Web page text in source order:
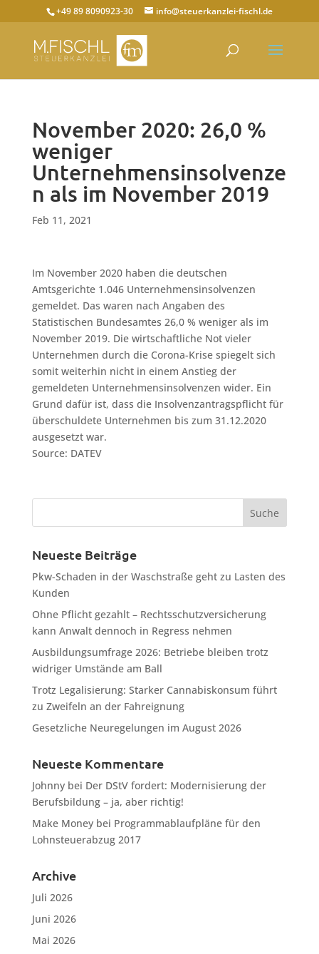
+49 89 8090923-30 info@steuerkanzlei-fischl.de
November 2020: 26,0 %
weniger
Unternehmensinsolvenze
n als im November 2019
Feb 11, 2021
Im November 2020 haben die deutschen
Amtsgerichte 1.046 Unternehmensinsolvenzen
gemeldet. Das waren nach Angaben des
Statistischen Bundesamtes 26,0 % weniger als im
November 2019. Die wirtschaftliche Not vieler
Unternehmen durch die Corona-Krise spiegelt sich
somit weiterhin nicht in einem Anstieg der
gemeldeten Unternehmensinsolvenzen wider. Ein
Grund dafür ist, dass die Insolvenzantragspflicht für
überschuldete Unternehmen bis zum 31.12.2020
ausgesetzt war.
Source: DATEV
Neueste Beiträge
Pkw-Schaden in der Waschstraße geht zu Lasten des
Kunden
Ohne Pflicht gezahlt – Rechtsschutzversicherung
kann Anwalt dennoch in Regress nehmen
Ausbildungsumfrage 2026: Betriebe bleiben trotz
widriger Umstände am Ball
Trotz Legalisierung: Starker Cannabiskonsum führt
zu Zweifeln an der Fahreignung
Gesetzliche Neuregelungen im August 2026
Neueste Kommentare
Johnnybei Der DStV fordert: Modernisierung der
Berufsbildung – ja, aber richtig!
Make Moneybei Programmablaufpläne für den
Lohnsteuerabzug 2017
Archive
Juli 2026
Juni 2026
Mai 2026